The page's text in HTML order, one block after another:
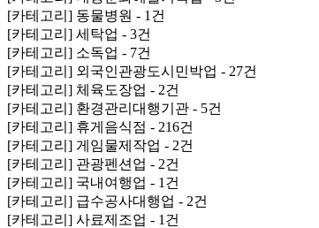
[카테고리] 동물병원 - 1건
[카테고리] 세탁업 - 3건
[카테고리] 소독업 - 7건
[카테고리] 외국인관광도시민박업 - 27건
[카테고리] 체육도장업 - 2건
[카테고리] 환경관리대행기관 - 5건
[카테고리] 휴게음식점 - 216건
[카테고리] 게임물제작업 - 2건
[카테고리] 관광펜션업 - 2건
[카테고리] 국내여행업 - 1건
[카테고리] 급수공사대행업 - 2건
[카테고리] 사료제조업 - 1건